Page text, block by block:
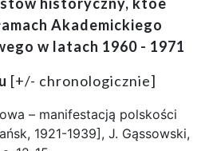
Akademickiego
w latach 1960 - 1971
[+/- chronologicznie]
– manifestacją polskości
1921-1939], J. Gąssowski,